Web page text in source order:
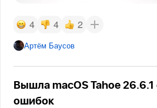
4 4 2
Артём Баусов
Вышла macOS Tahoe
ошибок